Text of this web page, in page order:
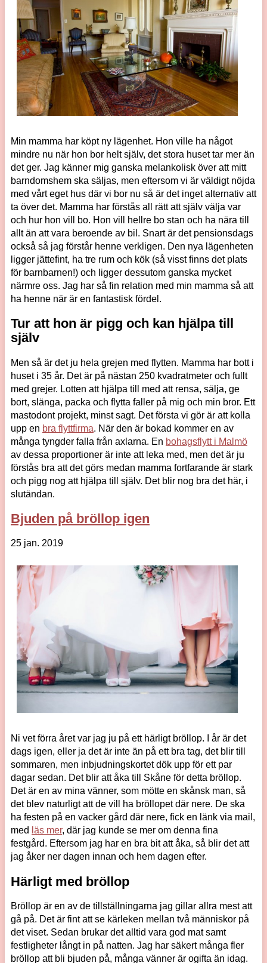
Min mamma har köpt ny lägenhet. Hon ville ha något
mindre nu när hon bor helt själv, det stora huset tar mer än
det ger. Jag känner mig ganska melankolisk över att mitt
barndomshem ska säljas, men eftersom vi är väldigt nöjda
med vårt eget hus där vi bor nu så är det inget alternativ att
ta över det. Mamma har förstås all rätt att själv välja var
och hur hon vill bo. Hon vill hellre bo stan och ha nära till
allt än att vara beroende av bil. Snart är det pensionsdags
också så jag förstår henne verkligen. Den nya lägenheten
ligger jättefint, ha tre rum och kök (så visst finns det plats
för barnbarnen!) och ligger dessutom ganska mycket
närmre oss. Jag har så fin relation med min mamma så att
ha henne när är en fantastisk fördel.
Tur att hon är pigg och kan hjälpa till
själv
Men så är det ju hela grejen med flytten. Mamma har bott i
huset i 35 år. Det är på nästan 250 kvadratmeter och fullt
med grejer. Lotten att hjälpa till med att rensa, sälja, ge
bort, slänga, packa och flytta faller på mig och min bror. Ett
mastodont projekt, minst sagt. Det första vi gör är att kolla
upp en bra flyttfirma. När den är bokad kommer en av
många tyngder falla från axlarna. En bohagsflytt i Malmö
av dessa proportioner är inte att leka med, men det är ju
förstås bra att det görs medan mamma fortfarande är stark
och pigg nog att hjälpa till själv. Det blir nog bra det här, i
slutändan.
Bjuden på bröllop igen
25 jan. 2019
Ni vet förra året var jag ju på ett härligt bröllop. I år är det
dags igen, eller ja det är inte än på ett bra tag, det blir till
sommaren, men inbjudningskortet dök upp för ett par
dagar sedan. Det blir att åka till Skåne för detta bröllop.
Det är en av mina vänner, som mötte en skånsk man, så
det blev naturligt att de vill ha bröllopet där nere. De ska
ha festen på en vacker gård där nere, fick en länk via mail,
med läs mer, där jag kunde se mer om denna fina
festgård. Eftersom jag har en bra bit att åka, så blir det att
jag åker ner dagen innan och hem dagen efter.
Härligt med bröllop
Bröllop är en av de tillställningarna jag gillar allra mest att
gå på. Det är fint att se kärleken mellan två människor på
det viset. Sedan brukar det alltid vara god mat samt
festligheter långt in på natten. Jag har säkert många fler
bröllop att bli bjuden på, många vänner är ogifta än idag.